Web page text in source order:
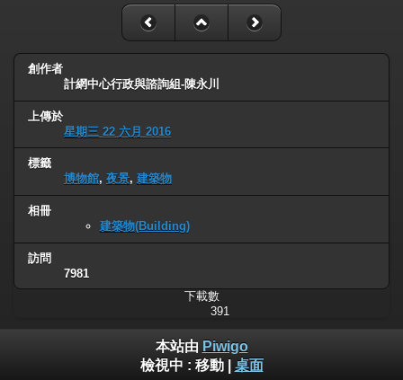
創作者
計網中心行政與諮詢組-陳永川
上傳於
星期三 22 六月 2016
標籤
博物館, 夜景, 建築物
相冊
建築物(Building)
訪問
7981
下載數
391
本站由 Piwigo
檢視中 : 移動| 桌面